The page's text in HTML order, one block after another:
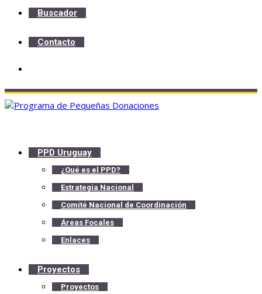
Buscador
Contacto
PPD Uruguay
¿Qué es el PPD?
Estrategia Nacional
Comité Nacional de Coordinación
Áreas Focales
Enlaces
Proyectos
Proyectos